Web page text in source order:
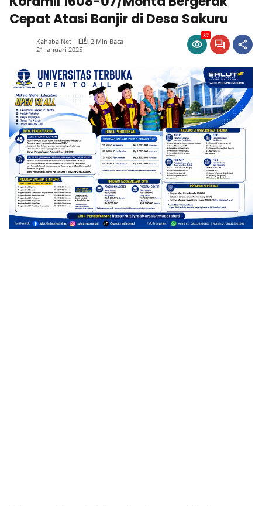
Cepat Atasi Banjir di Desa Sakuru
Kahaba.net
2 Min Baca
21 Januari 2025
87